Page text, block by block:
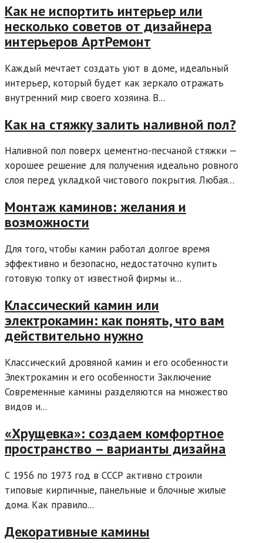
Как не испортить интерьер или
несколько советов от дизайнера
интерьеров АртРемонт
Каждый мечтает создать уют в доме, идеальный
интерьер, который будет как зеркало отражать
внутренний мир своего хозяина. В...
Как на стяжку залить наливной пол?
Наливной пол поверх цементно-песчаной стяжки —
хорошее решение для получения идеально ровного
слоя перед укладкой чистового покрытия. Любая...
Монтаж каминов: желания и
возможности
Для того, чтобы камин работал долгое время
эффективно и безопасно, недостаточно купить
готовую топку от известной фирмы и...
Классический камин или
электрокамин: как понять, что вам
действительно нужно
Классический дровяной камин и его особенности
Электрокамин и его особенности Заключение
Современные камины разделяются на множество
видов и...
«Хрущевка»: создаем комфортное
пространство – варианты дизайна
С 1956 по 1973 год в СССР активно строили
типовые кирпичные, панельные и блочные жилые
дома. Как правило...
Декоративные камины